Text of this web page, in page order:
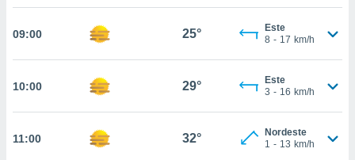
o
como
e
09:00 25°
Este
8 - 17 km/h
10:00 29°
Este
3 - 16 km/h
11:00 32°
Nordeste
1 - 13 km/h